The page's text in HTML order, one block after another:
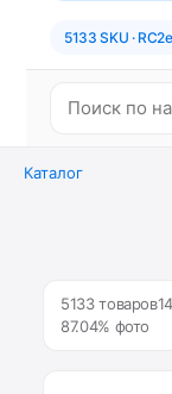
5133 SKU · RC2e
Каталог
5133 товаров
87.04% фото